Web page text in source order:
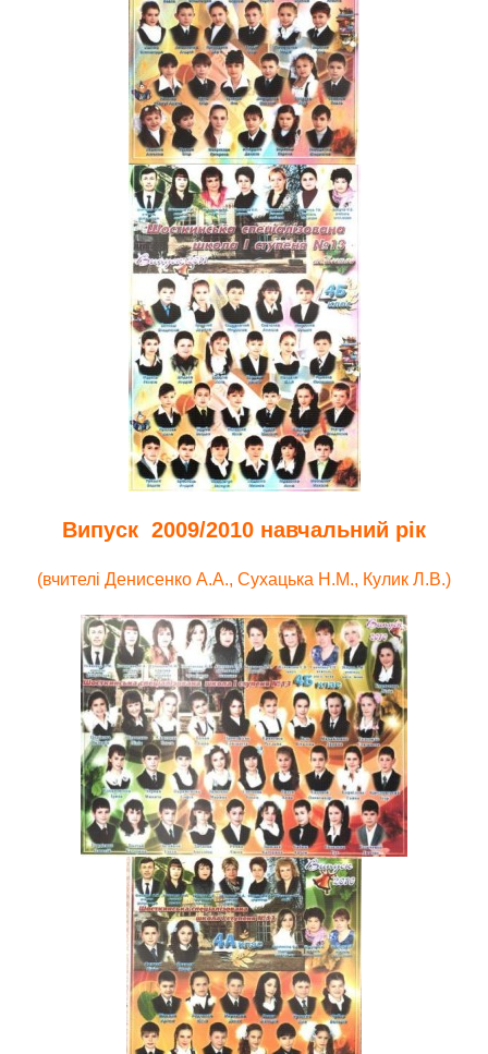
Випуск 2009/2010 навчальний рік
(вчителі Денисенко А.А., Сухацька Н.М., Кулик Л.В.)